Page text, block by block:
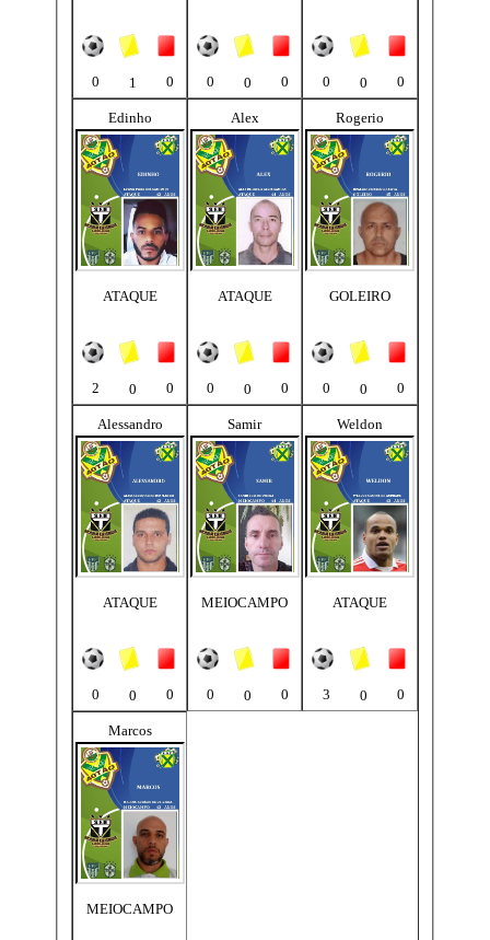
0 1 0 0 0 0 0 0 0
Edinho
ATAQUE
2 0 0
Alex
ATAQUE
0 0 0
Rogerio
GOLEIRO
0 0 0
Alessandro
ATAQUE
0 0 0
Samir
MEIOCAMPO
0 0 0
Weldon
ATAQUE
3 0 0
Marcos
MEIOCAMPO